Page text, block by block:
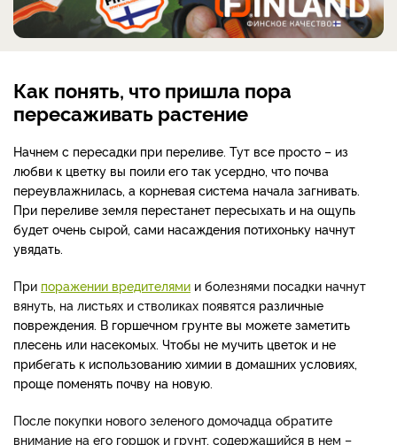
Как понять, что пришла пора
пересаживать растение
Начнем с пересадки при переливе. Тут все просто – из
любви к цветку вы поили его так усердно, что почва
переувлажнилась, а корневая система начала загнивать.
При переливе земля перестанет пересыхать и на ощупь
будет очень сырой, сами насаждения потихоньку начнут
увядать.
При поражении вредителями и болезнями посадки начнут
вянуть, на листьях и стволиках появятся различные
повреждения. В горшечном грунте вы можете заметить
плесень или насекомых. Чтобы не мучить цветок и не
прибегать к использованию химии в домашних условиях,
проще поменять почву на новую.
После покупки нового зеленого домочадца обратите
внимание на его горшок и грунт, содержащийся в нем –